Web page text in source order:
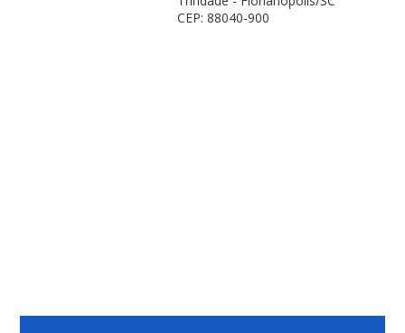
CEP: 88040-900